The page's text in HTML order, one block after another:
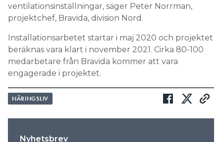
ventilationsinställningar, säger Peter Norrman,
projektchef, Bravida, division Nord.
Installationsarbetet startar i maj 2020 och projektet
beräknas vara klart i november 2021. Cirka 80-100
medarbetare från Bravida kommer att vara
engagerade i projektet.
NÄRINGSLIV
Nyhetsbrev